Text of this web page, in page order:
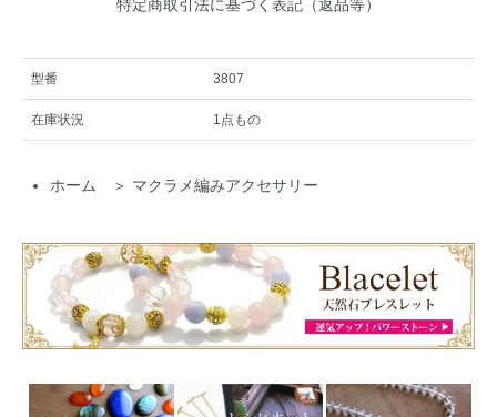
特定商取引法に基づく表記（返品等）
型番 3807
在庫状況 1点もの
ホーム ＞ マクラメ編みアクセサリー